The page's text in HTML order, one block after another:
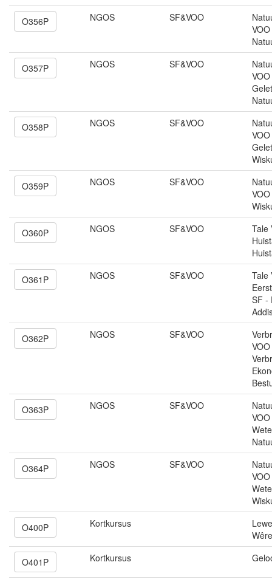
O356P NGOS SF&VOO
O357P NGOS SF&VOO
O358P NGOS SF&VOO
O359P NGOS SF&VOO
O360P NGOS SF&VOO
Tale
O361P NGOS SF&VOO
Tale
SF -
O362P NGOS SF&VOO
O363P NGOS SF&VOO
O364P NGOS SF&VOO
O400P Kortkursus
O401P Kortkursus